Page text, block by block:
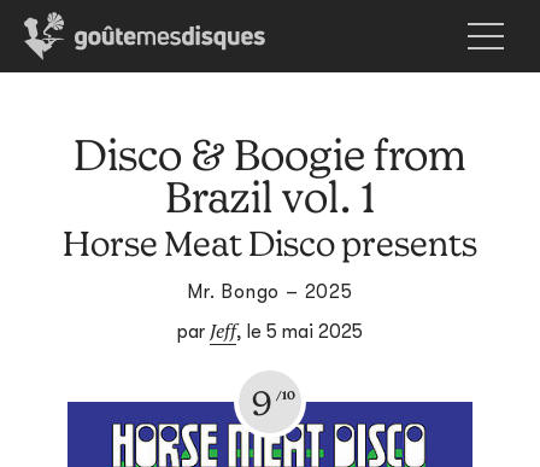
Disco & Boogie from
Brazil vol. 1
Horse Meat Disco presents
Mr. Bongo – 2025
par Jeff, le 5 mai 2025
9